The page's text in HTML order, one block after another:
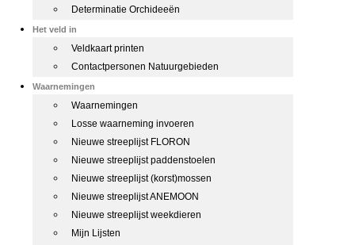
Determinatie Orchideeën
Het veld in
Veldkaart printen
Contactpersonen Natuurgebieden
Waarnemingen
Waarnemingen
Losse waarneming invoeren
Nieuwe streeplijst FLORON
Nieuwe streeplijst paddenstoelen
Nieuwe streeplijst (korst)mossen
Nieuwe streeplijst ANEMOON
Nieuwe streeplijst weekdieren
Mijn Lijsten